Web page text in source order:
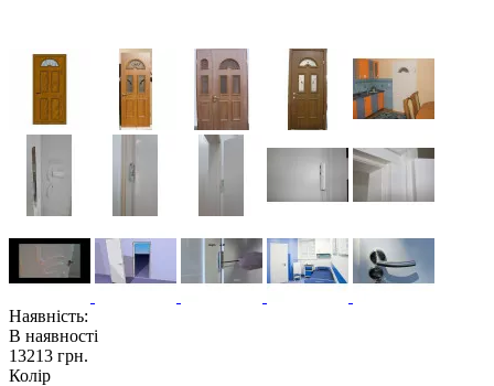
Наявність:
В наявності
13213 грн.
Колір